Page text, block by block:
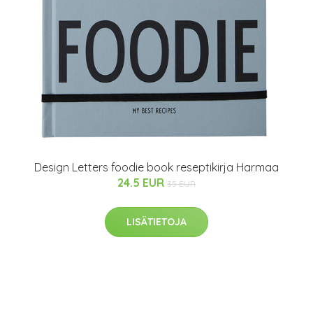
Design Letters foodie book reseptikirja Harmaa
24.5 EUR 35 EUR
LISÄTIETOJA